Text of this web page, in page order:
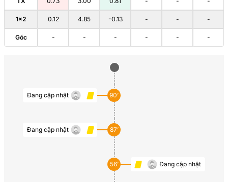
1×2 0.12 4.85 -0.13 - - -
Góc - - - - - -
Đang cập nhật 90’
Đang cập nhật 87’
56’ Đang cập nhật